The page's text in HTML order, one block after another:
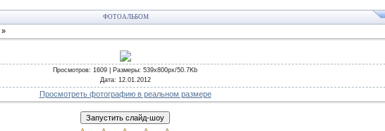
ФОТОАЛЬБОМ
»
Просмотров: 1609 | Размеры: 539x800px/50.7Kb
Дата: 12.01.2012
Просмотреть фотографию в реальном размере